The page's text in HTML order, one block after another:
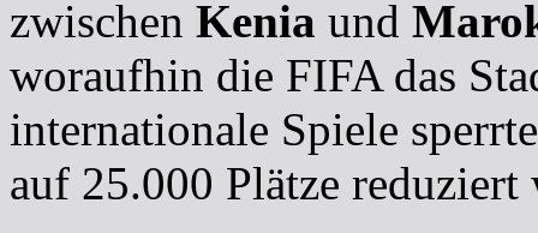
zwischen Kenia und
woraufhin die FIFA das
internationale Spiele
auf 25.000 Plätze reduziert